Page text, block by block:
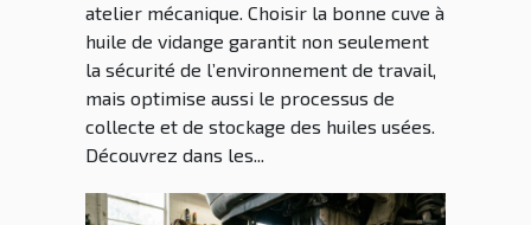
atelier mécanique. Choisir la bonne cuve à
huile de vidange garantit non seulement
la sécurité de l’environnement de travail,
mais optimise aussi le processus de
collecte et de stockage des huiles usées.
Découvrez dans les...